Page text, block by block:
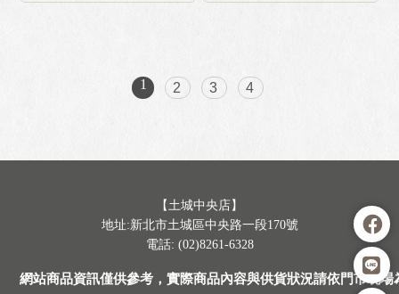
1 2 3 4
【土城中央店】
地址:新北市土城區中央路一段170號
電話: (02)8261-6328
網站商品資訊僅供參考，實際商品內容與供貨狀況請依門市現場